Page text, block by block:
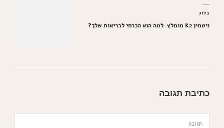
בלוג
ויטמין K2 מומלץ: למה הוא הכרחי לבריאות שלך?
כתיבת תגובה